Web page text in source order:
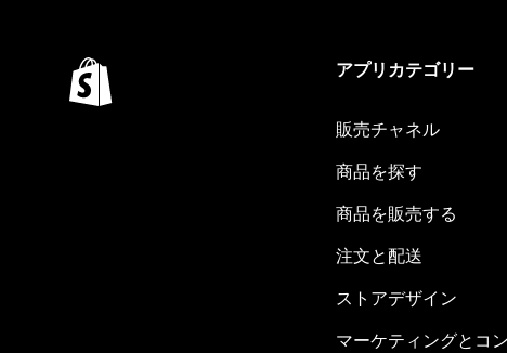
アプリカテゴリー
販売チャネル
商品を探す
商品を販売する
注文と配送
ストアデザイン
マーケティングとコ